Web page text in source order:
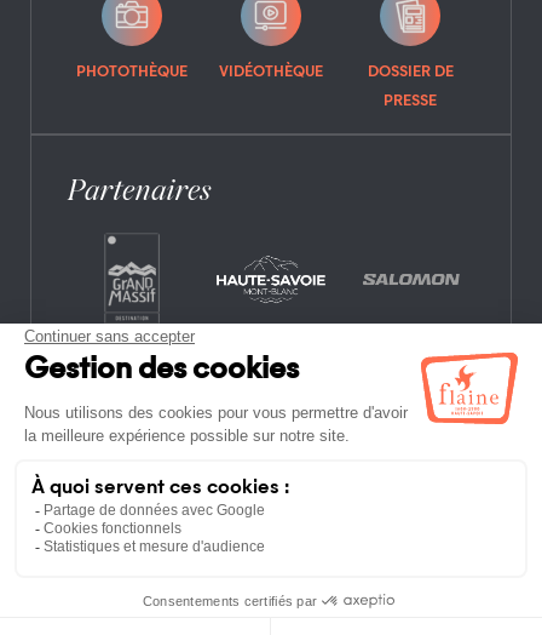
PHOTOTHÈQUE VIDÉOTHÈQUE
DOSSIER DE
PRESSE
Partenaires
CONTACT FOIRE AUX QUESTIONS
OFFRES D’EMPLOI
POLITIQUE DE CONFIDENTIALITÉ
D’UTILISATION